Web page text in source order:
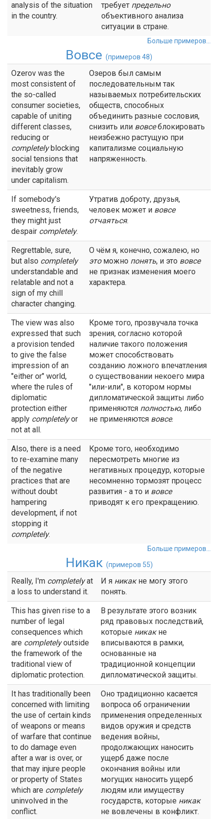
analysis of the situation
in the country.
требует предельно
объективного анализа
ситуации в стране.
Больше примеров...
Вовсе (примеров 48)
Ozerov was the
most consistent of
the so-called
consumer societies,
capable of uniting
different classes,
reducing or
completelyblocking
social tensions that
inevitably grow
under capitalism.
Озеров был самым
последовательным так
называемых потребительских
обществ, способных
объединить разные сословия,
снизить или вовсеблокировать
неизбежно растущую при
капитализме социальную
напряженность.
If somebody's
sweetness, friends,
they might just
despair completely.
Утратив доброту, друзья,
человек может и вовсе
отчаяться.
Regrettable, sure,
but also completely
understandable and
relatable and not a
sign of my chill
character changing.
О чём я, конечно, сожалею, но
этоможно понять, и это вовсе
не признак изменения моего
характера.
The view was also
expressed that such
a provision tended
to give the false
impression of an
"either or" world,
where the rules of
diplomatic
protection either
apply completelyor
not at all.
Кроме того, прозвучала точка
зрения, согласно которой
наличие такого положения
может способствовать
созданию ложного впечатления
о существовании некоего мира
"или-или", в котором нормы
дипломатической защиты либо
применяются полностью, либо
не применяются вовсе.
Also, there is a need
to re-examine many
of the negative
practices that are
without doubt
hampering
development, if not
stopping it
completely.
Кроме того, необходимо
пересмотреть многие из
негативных процедур, которые
несомненно тормозят процесс
развития - а то и вовсе
приводят к его прекращению.
Больше примеров...
Никак (примеров 55)
Really, I'm completelyat
a loss to understand it.
И я никакне могу этого
понять.
This has given rise to a
number of legal
consequences which
are completelyoutside
the framework of the
traditional view of
diplomatic protection.
В результате этого возник
ряд правовых последствий,
которые никакне
вписываются в рамки,
основанные на
традиционной концепции
дипломатической защиты.
It has traditionally been
concerned with limiting
the use of certain kinds
of weapons or means
of warfare that continue
to do damage even
after a war is over, or
that may injure people
or property of States
which are completely
uninvolved in the
conflict.
Оно традиционно касается
вопроса об ограничении
применения определенных
видов оружия и средств
ведения войны,
продолжающих наносить
ущерб даже после
окончания войны или
могущих наносить ущерб
людям или имуществу
государств, которые никак
не вовлечены в конфликт.